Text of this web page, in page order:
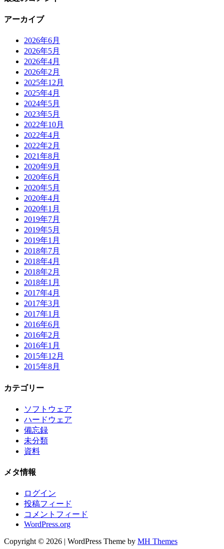
アーカイブ
2026年6月
2026年5月
2026年4月
2026年2月
2025年12月
2025年4月
2024年5月
2023年5月
2022年10月
2022年4月
2022年2月
2021年8月
2020年9月
2020年6月
2020年5月
2020年4月
2020年1月
2019年7月
2019年5月
2019年1月
2018年7月
2018年4月
2018年2月
2018年1月
2017年4月
2017年3月
2017年1月
2016年6月
2016年2月
2016年1月
2015年12月
2015年8月
カテゴリー
ソフトウェア
ハードウェア
備忘録
未分類
資料
メタ情報
ログイン
投稿フィード
コメントフィード
WordPress.org
Copyright © 2026 | WordPress Theme by MH Themes